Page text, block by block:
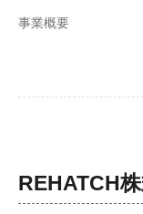
事業概要
REHATCH